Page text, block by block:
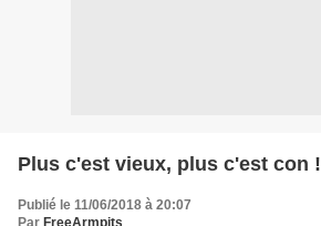
Plus c'est vieux, plus c'est con !
Publié le 11/06/2018 à 20:07
Par FreeArmpits